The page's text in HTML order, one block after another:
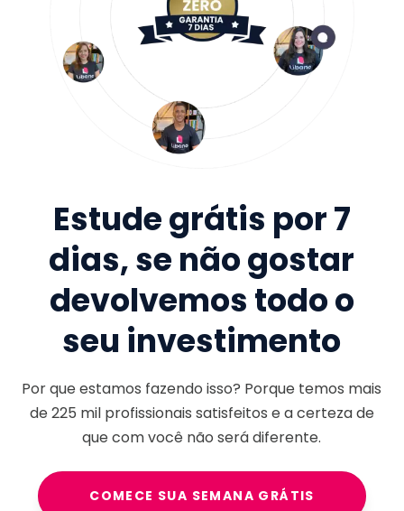
Estude grátis por 7
dias, se não gostar
devolvemos todo o
seu investimento
Por que estamos fazendo isso? Porque temos mais
de225 milprofissionais satisfeitos e a certeza de
que com você não será diferente.
COMECE SUA SEMANA GRÁTIS